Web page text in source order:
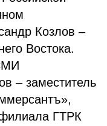
Козлов –
Востока.
– заместитель
ГТРК